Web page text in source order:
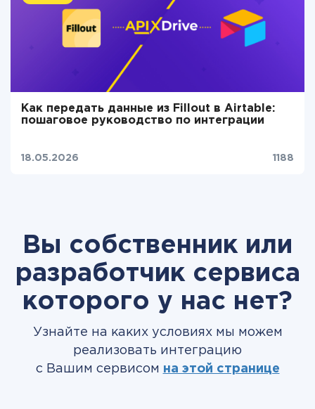
Как передать данные из Fillout в Airtable:
пошаговое руководство по интеграции
18.05.2026 1188
Вы собственник или
разработчик сервиса
которого у нас нет?
Узнайте на каких условиях мы можем
реализовать интеграцию
с Вашим сервисом на этой странице